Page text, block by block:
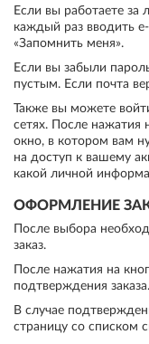
Если вы работаете
каждый раз вводить
«Запомнить меня».
Если вы забыли
пустым. Если почта
Также вы можете
сетях. После нажатия
окно, в котором вам
на доступ к вашему
какой личной
ОФОРМЛЕНИЕ
После выбора
заказ.
После нажатия на
подтверждения заказа.
В случае
страницу со списком